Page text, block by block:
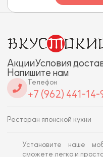
АкцииУсловия
Напишите нам
Телефон
+7 (962) 441-14-
Ресторан японской кухни
Установите наше
сможете легко и